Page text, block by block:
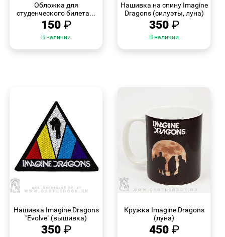
Обложка для
студенческого билета...
150 ₽
В наличии
Нашивка на спину Imagine
Dragons (силуэты, луна)
350 ₽
В наличии
Нашивка Imagine Dragons
"Evolve" (вышивка)
350 ₽
Кружка Imagine Dragons
(луна)
450 ₽